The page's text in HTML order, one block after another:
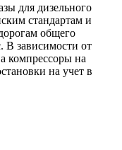
для дизельного
стандартам и
общего
В зависимости от
компрессоры на
на учет в